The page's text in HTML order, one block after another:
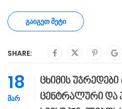
ᲒᲐᲘᲒᲔᲗ ᲛᲔᲢᲘ
SHARE:
18
ᲛᲐᲠ
ცხიმის
ცენტრალური და